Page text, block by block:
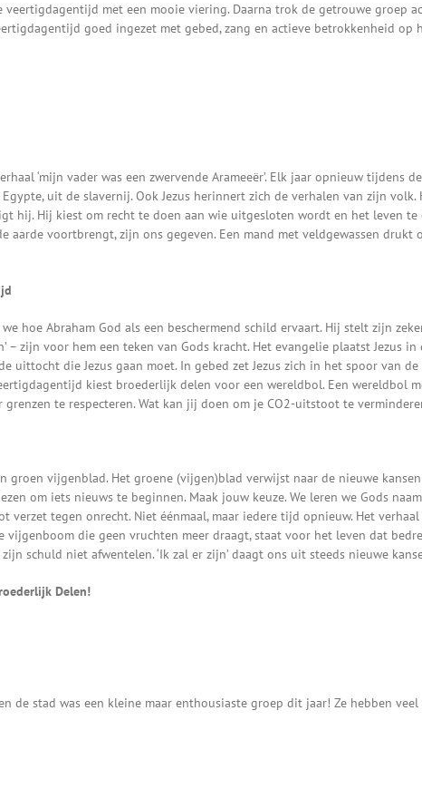
met een mooie viering. Daarna trok de getrouwe groep
goed ingezet met gebed, zang en actieve betrokkenheid op
‘mijn vader was een zwervende Arameeër’. Elk jaar opnieuw tijdens
uit de slavernij. Ook Jezus herinnert zich de verhalen van zijn
hij. Hij kiest om recht te doen aan wie uitgesloten wordt en het leven te
aarde voortbrengt, zijn ons gegeven. Een mand met veldgewassen drukt
hoe Abraham God als een beschermend schild ervaart. Hij stelt zijn
– zijn voor hem een teken van Gods kracht. Het evangelie plaatst Jezus
uittocht die Jezus gaan moet. In gebed zet Jezus zich in het spoor van
kiest broederlijk delen voor een wereldbol. Een wereldbol
te respecteren. Wat kan jij doen om je CO2-uitstoot te
groen vijgenblad. Het groene (vijgen)blad verwijst naar de nieuwe
om iets nieuws te beginnen. Maak jouw keuze. We leren we Gods
tegen onrecht. Niet éénmaal, maar iedere tijd opnieuw. Het
vijgenboom die geen vruchten meer draagt, staat voor het leven dat
schuld niet afwentelen. ‘Ik zal er zijn’ daagt ons uit steeds nieuwe
Delen!
de stad was een kleine maar enthousiaste groep dit jaar! Ze hebben